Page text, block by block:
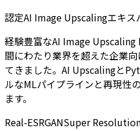
認定AI Image Upscalingエキス
経験豊富なAI Image
間にわたり業界を超えた企業
てきました。AI Upscalingと
ルなMLパイプラインと再現性
ます。
Real-ESRGANSuper